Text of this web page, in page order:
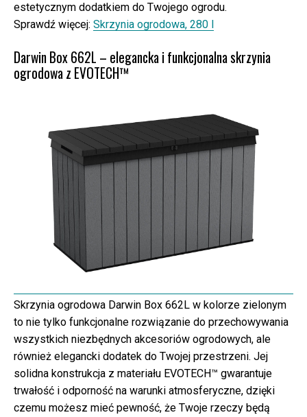
estetycznym dodatkiem do Twojego ogrodu.
Sprawdź więcej: Skrzynia ogrodowa, 280 l
Darwin Box 662L – elegancka i funkcjonalna skrzynia
ogrodowa z EVOTECH™
Skrzynia ogrodowa Darwin Box 662L w kolorze zielonym
to nie tylko funkcjonalne rozwiązanie do przechowywania
wszystkich niezbędnych akcesoriów ogrodowych, ale
również elegancki dodatek do Twojej przestrzeni. Jej
solidna konstrukcja z materiału EVOTECH™ gwarantuje
trwałość i odporność na warunki atmosferyczne, dzięki
czemu możesz mieć pewność, że Twoje rzeczy będą